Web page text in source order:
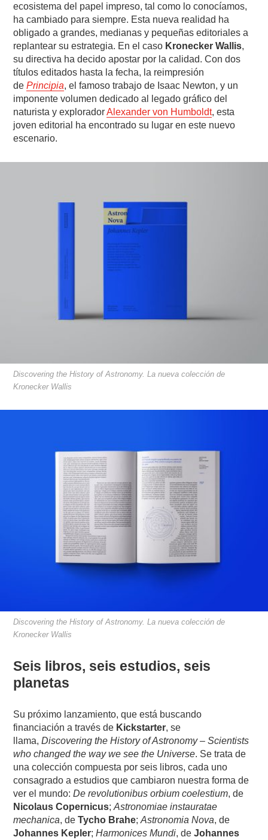
ecosistema del papel impreso, tal como lo conocíamos,
ha cambiado para siempre. Esta nueva realidad ha
obligado a grandes, medianas y pequeñas editoriales a
replantear su estrategia. En el caso Kronecker Wallis,
su directiva ha decido apostar por la calidad. Con dos
títulos editados hasta la fecha, la reimpresión
dePrincipia, el famoso trabajo de Isaac Newton, y un
imponente volumen dedicado al legado gráfico del
naturista y exploradorAlexander von Humboldt, esta
joven editorial ha encontrado su lugar en este nuevo
escenario.
Discovering the History of Astronomy. La nueva colección de
Kronecker Wallis
Discovering the History of Astronomy. La nueva colección de
Kronecker Wallis
Seis libros, seis estudios, seis
planetas
Su próximo lanzamiento, que está buscando
financiación a través de Kickstarter, se
llama,Discovering the History of Astronomy – Scientists
who changed the way we see the Universe. Se trata de
una colección compuesta por seis libros, cada uno
consagrado a estudios que cambiaron nuestra forma de
ver el mundo:De revolutionibus orbium coelestium, de
Nicolaus Copernicus;Astronomiae instauratae
mechanica, deTycho Brahe;Astronomia Nova, de
Johannes Kepler;Harmonices Mundi, deJohannes